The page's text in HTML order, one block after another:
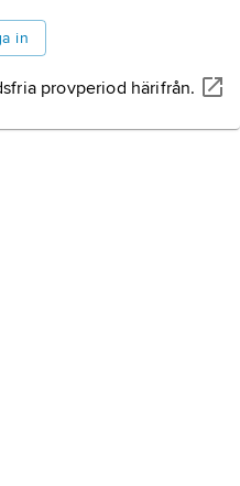
in
provperiod härifrån.